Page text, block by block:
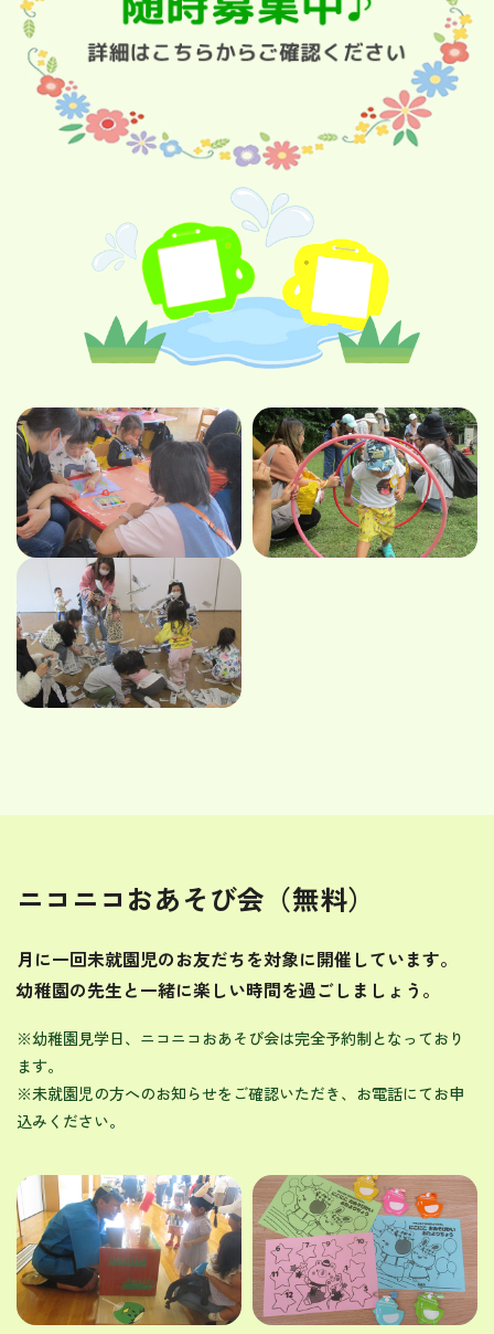
ニコニコおあそび会 （無料）
月に一回未就園児のお友だちを対象に開催しています。
幼稚園の先生と一緒に楽しい時間を過ごしましょう。
※幼稚園見学日、ニコニコおあそび会は完全予約制となっており
ます。
※未就園児の方へのお知らせをご確認いただき、お電話にてお申
込みください。